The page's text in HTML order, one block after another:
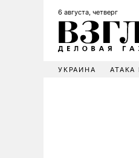
6 августа, четверг
УКРАИНА АТАКА